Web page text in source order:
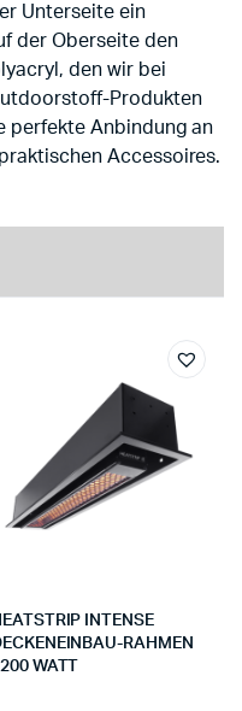
Unterseite ein
der Oberseite den
den wir bei
Produkten
perfekte Anbindung an
Accessoires.
INTENSE
RAHMEN
WATT